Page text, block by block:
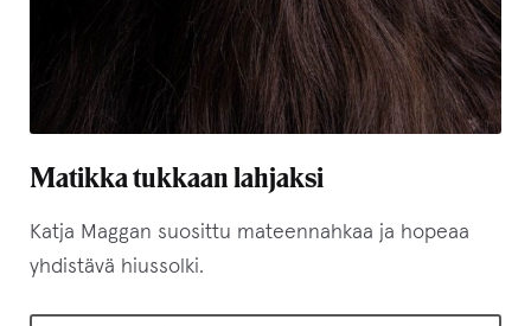
Matikka tukkaan lahjaksi
Katja Maggan suosittu mateennahkaa ja hopeaa
yhdistävä hiussolki.